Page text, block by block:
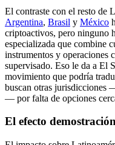
El contraste con el resto de
Argentina, Brasil y México
criptoactivos, pero ninguno
especializada que combine
instrumentos y operaciones
supervisado. Eso le da a El
movimiento que podría
buscan otras jurisdicciones
— por falta de opciones
El efecto